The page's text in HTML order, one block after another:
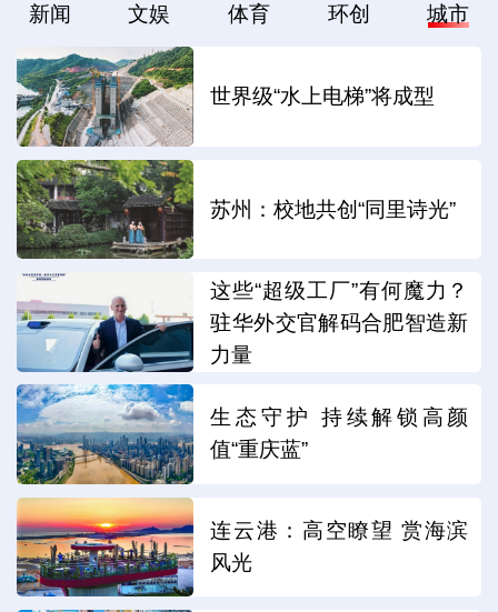
新闻 文娱 体育 环创 城市
世界级“水上电梯”将成型
苏州：校地共创“同里诗光”
这些“超级工厂”有何魔力？
驻华外交官解码合肥智造新
力量
生态守护 持续解锁高颜
值“重庆蓝”
连云港：高空瞭望 赏海滨
风光